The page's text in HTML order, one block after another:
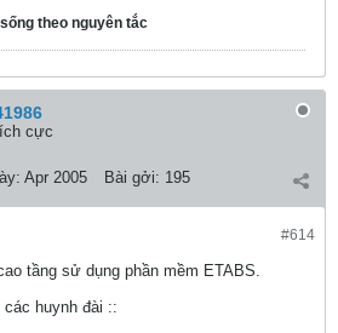
theo nguyên tắc
cực
Apr 2005 Bài gởi: 195
#614
tầng sử dụng phần mềm ETABS.
huynh đài ::